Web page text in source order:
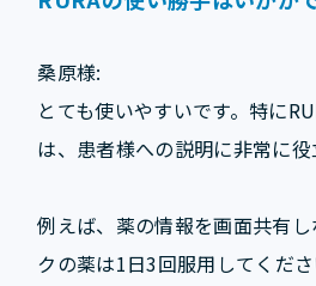
桑原様:
とても使いやすいです。特に
は、患者様への説明に非常に役
例えば、薬の情報を画面共有
クの薬は1日3回服用してくだ